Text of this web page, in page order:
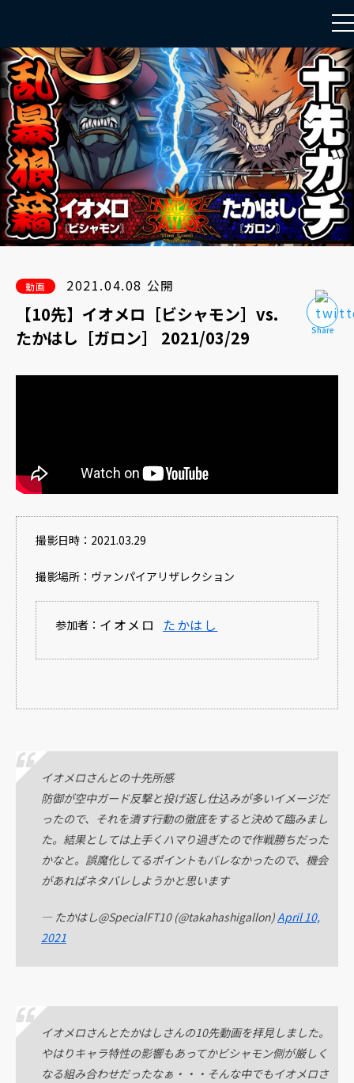
動画 2021.04.08 公開
【10先】イオメロ［ビシャモン］vs.
たかはし［ガロン］ 2021/03/29
撮影日時：2021.03.29
撮影場所：ヴァンパイアリザレクション
参加者： イオメロ たかはし
イオメロさんとの十先所感
防御が空中ガード反撃と投げ返し仕込みが多いイメージだ
ったので、それを潰す行動の徹底をすると決めて臨みまし
た。結果としては上手くハマり過ぎたので作戦勝ちだった
かなと。誤魔化してるポイントもバレなかったので、機会
があればネタバレしようかと思います
— たかはし@SpecialFT10 (@takahashigallon)April 10,
2021
イオメロさんとたかはしさんの10先動画を拝見しました。
やはりキャラ特性の影響もあってかビシャモン側が厳しく
なる組み合わせだったなぁ・・・そんな中でもイオメロさ